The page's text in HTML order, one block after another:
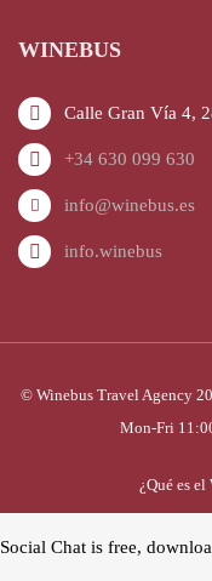
WINEBUS
Calle Gran Vía 4,
+34 630 099 630
info@winebus.es
info.winebus
© Winebus Travel Agency
Mon-Fri
¿Qué es
Social Chat is free,